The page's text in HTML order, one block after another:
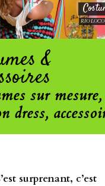
RIO LOCO
&
sur mesure,
dress,
surprenant, c’est